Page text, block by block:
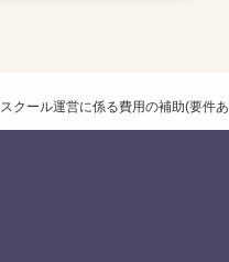
クール運営に係る費用の補助(要件